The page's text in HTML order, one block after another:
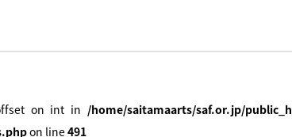
on int in /home/saitamaarts/saf.or.jp/
on line491